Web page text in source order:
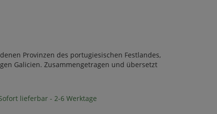
Provinzen des portugiesischen Festlandes,
Galicien. Zusammengetragen und übersetzt
lieferbar - 2-6 Werktage